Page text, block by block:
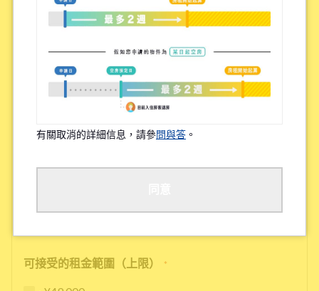
語言環境
Share House內的頻繁互動程度
物件設備的新舊程度
可接受的租金範圍（上限） *
有關取消的詳細信息，請參問與答 。